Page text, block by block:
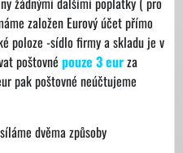
založen Eurový účet přímo
poloze -sídlo firmy a skladu je v
poštovné pouze 3 eurza
pak poštovné neúčtujeme
dvěma způsoby